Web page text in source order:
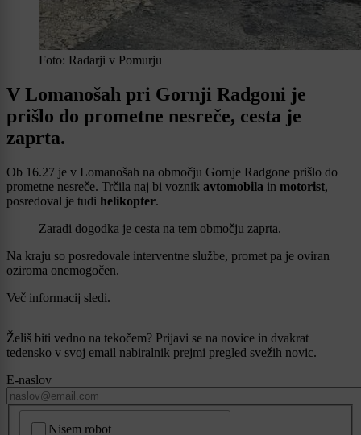
Foto: Radarji v Pomurju
V Lomanošah pri Gornji Radgoni je
prišlo do prometne nesreče, cesta je
zaprta.
Ob 16.27 je v Lomanošah na območju Gornje Radgone prišlo do
prometne nesreče. Trčila naj bi voznik avtomobila in motorist,
posredoval je tudi helikopter.
Zaradi dogodka je cesta na tem območju zaprta.
Na kraju so posredovale interventne službe, promet pa je oviran
oziroma onemogočen.
Več informacij sledi.
Želiš biti vedno na tekočem? Prijavi se na novice in dvakrat
tedensko v svoj email nabiralnik prejmi pregled svežih novic.
E-naslov
Nisem robot